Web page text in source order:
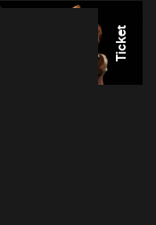
Ticket